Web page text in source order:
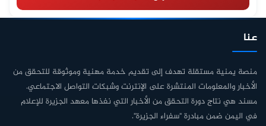
عنا
منصة يمنية مستقلة تهدف إلى تقديم خدمة مهنية وموثوقة للتحقق من
الأخبار والمعلومات المنتشرة على الإنترنت وشبكات التواصل الاجتماعي.
مسند هي نتاج دورة التحقق من الأخبار التي نفذها معهد الجزيرة للإعلام
في اليمن ضمن مبادرة "سفراء الجزيرة".